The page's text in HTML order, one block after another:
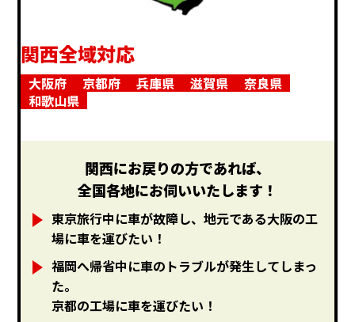
関西全域対応
大阪府 京都府 兵庫県 滋賀県
奈良県
和歌山県
関西にお戻りの方であれば、
全国各地にお伺いいたします！
東京旅行中に車が故障し、地元である大阪の工
場に車を運びたい！
福岡へ帰省中に車のトラブルが発生してしまっ
た。
京都の工場に車を運びたい！